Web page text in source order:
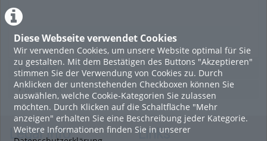
Diese Webseite verwendet Cookies
Wir verwenden Cookies, um unsere Website optimal für Sie
zu gestalten. Mit dem Bestätigen des Buttons "Akzeptieren"
stimmen Sie der Verwendung von Cookies zu. Durch
Anklicken der untenstehenden Checkboxen können Sie
auswählen, welche Cookie-Kategorien Sie zulassen
möchten. Durch Klicken auf die Schaltfläche "Mehr
anzeigen" erhalten Sie eine Beschreibung jeder Kategorie.
Weitere Informationen finden Sie in unserer
LADE MEHR
Featured
Beliebtheit
Legal Info Links